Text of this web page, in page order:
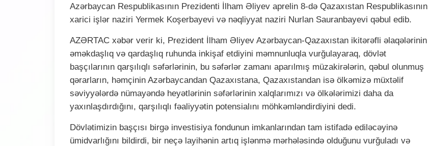
Azərbaycan Respublikasının Prezidenti İlham Əliyev aprelin 8-də Qazaxıstan Respublikasının
xarici işlər naziri Yermek Koşerbayevi və nəqliyyat naziri Nurlan Sauranbayevi qəbul edib.
AZƏRTAC xəbər verir ki, Prezident İlham Əliyev Azərbaycan-Qazaxıstan ikitərəfli əlaqələrinin
əməkdaşlıq və qardaşlıq ruhunda inkişaf etdiyini məmnunluqla vurğulayaraq, dövlət
başçılarının qarşılıqlı səfərlərinin, bu səfərlər zamanı aparılmış müzakirələrin, qəbul olunmuş
qərarların, həmçinin Azərbaycandan Qazaxıstana, Qazaxıstandan isə ölkəmizə müxtəlif
səviyyələrdə nümayəndə heyətlərinin səfərlərinin xalqlarımızı və ölkələrimizi daha da
yaxınlaşdırdığını, qarşılıqlı fəaliyyətin potensialını möhkəmləndirdiyini dedi.
Dövlətimizin başçısı birgə investisiya fondunun imkanlarından tam istifadə ediləcəyinə
ümidvarlığını bildirdi, bir neçə layihənin artıq işlənmə mərhələsində olduğunu vurğuladı və